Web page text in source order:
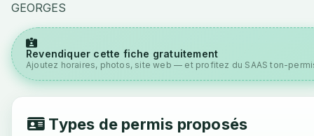
GEORGES
Revendiquer cette fiche gratuitement
Ajoutez horaires, photos, site web — et profitez du SAAS ton-
Types de permis proposés